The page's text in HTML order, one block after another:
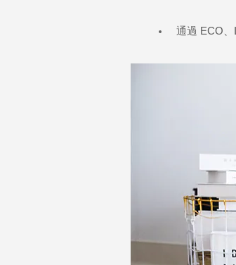
通過 ECO